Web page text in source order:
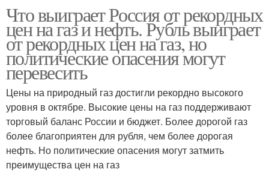
Что выиграет Россия от рекордных
цен на газ и нефть. Рубль выиграет
от рекордных цен на газ, но
политические опасения могут
перевесить
Цены на природный газ достигли рекордно высокого
уровня в октябре. Высокие цены на газ поддерживают
торговый баланс России и бюджет. Более дорогой газ
более благоприятен для рубля, чем более дорогая
нефть. Но политические опасения могут затмить
преимущества цен на газ